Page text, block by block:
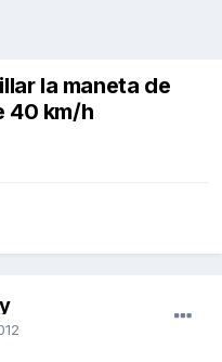
la maneta de
40 km/h